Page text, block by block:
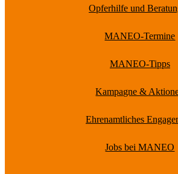
Opferhilfe und
MANEO-Termine
MANEO-Tipps
Kampagne &
Ehrenamtliches
Jobs bei MANEO